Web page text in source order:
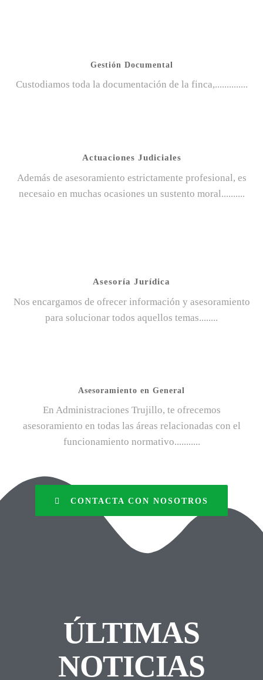
Gestión Documental
Custodiamos toda la documentación de la finca,..............
Actuaciones Judiciales
Además de asesoramiento estrictamente profesional, es
necesaio en muchas ocasiones un sustento moral..........
Asesoría Jurídica
Nos encargamos de ofrecer información y asesoramiento
para solucionar todos aquellos temas........
Asesoramiento en General
En Administraciones Trujillo, te ofrecemos
asesoramiento en todas las áreas relacionadas con el
funcionamiento normativo...........
CONTACTA CON NOSOTROS
ÚLTIMAS
NOTICIAS